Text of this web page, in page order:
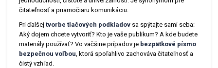
čitateľnosť a priamočiaru komunikáciu.
Pri ďalšej tvorbe tlačových podkladov sa spýtajte sami seba:
Aký dojem chcete vytvoriť? Kto je vaše publikum? A kde budete
materiály používať? Vo väčšine prípadov je bezpätkové písmo
bezpečnou voľbou, ktorá spoľahlivo zachováva čitateľnosť a
čistý vzhľad.